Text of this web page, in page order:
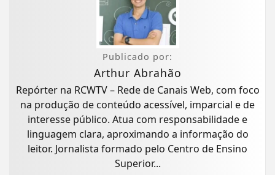
Publicado por:
Arthur Abrahão
Repórter na RCWTV – Rede de Canais Web, com foco
na produção de conteúdo acessível, imparcial e de
interesse público. Atua com responsabilidade e
linguagem clara, aproximando a informação do
leitor. Jornalista formado pelo Centro de Ensino
Superior...